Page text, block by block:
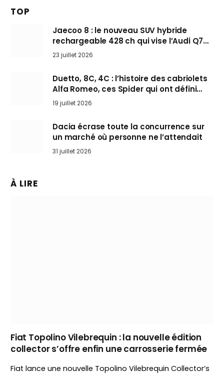
TOP
Jaecoo 8 : le nouveau SUV hybride
rechargeable 428 ch qui vise l’Audi Q7
arrive en Europe cet automne
23 juillet 2026
Duetto, 8C, 4C : l’histoire des cabriolets
Alfa Romeo, ces Spider qui ont défini
l’art de rouler cheveux au vent
19 juillet 2026
Dacia écrase toute la concurrence sur
un marché où personne ne l’attendait
31 juillet 2026
À LIRE
Fiat Topolino Vilebrequin : la nouvelle édition
collector s’offre enfin une carrosserie fermée
Fiat lance une nouvelle Topolino Vilebrequin Collector’s